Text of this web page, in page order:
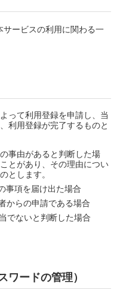
ービスの利用に関わる一
って利用登録を申請し、当
利用登録が完了するものと
事由があると判断した場
とがあり、その理由につい
とします。
事項を届け出た場合
からの申請である場合
でないと判断した場合
ワードの管理）